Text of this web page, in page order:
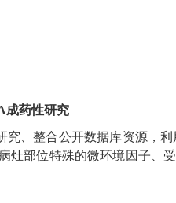
成药性研究
究、整合公开数据库资源，
灶部位特殊的微环境因子、